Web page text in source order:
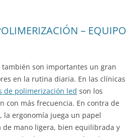
– EQUIPO
también son importantes un gran
en la rutina diaria. En las clínicas
de polimerización led son los
con más frecuencia. En contra de
la ergonomía juega un papel
de mano ligera, bien equilibrada y